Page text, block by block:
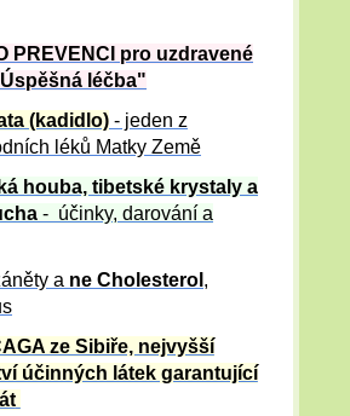
PREVENCI pro uzdravené
léčba"
(kadidlo) - jeden z
léků Matky Země
houba, tibetské krystaly a
- účinky, darování a
a ne Cholesterol ,
ze Sibiře, nejvyšší
účinných látek garantující